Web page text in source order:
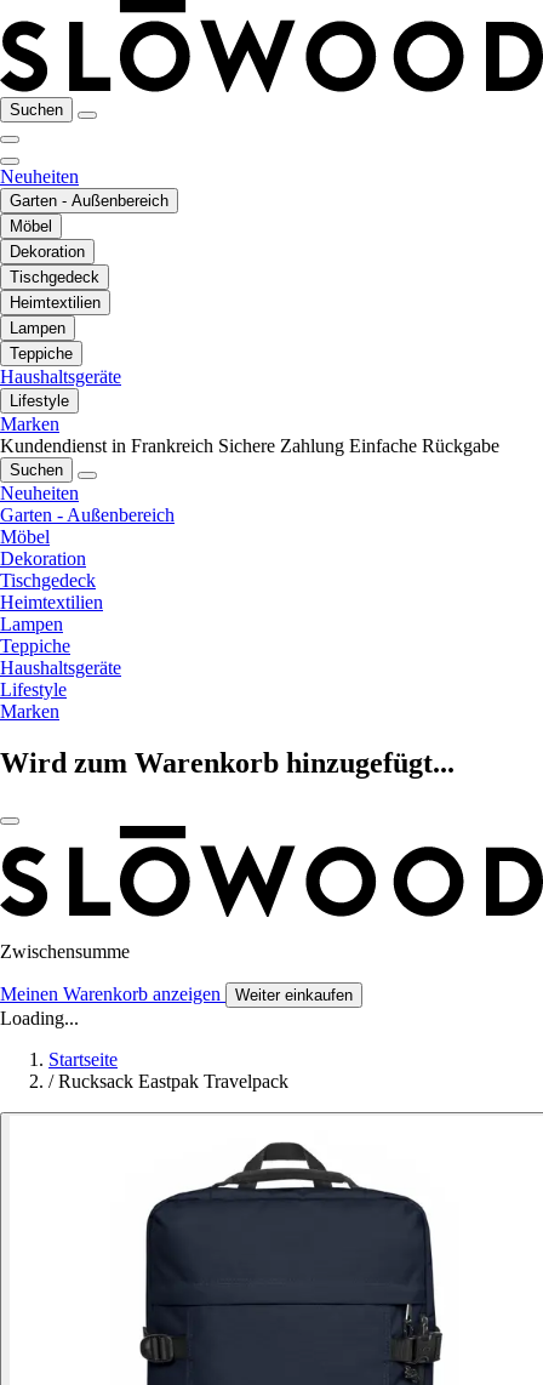
Suchen
Neuheiten
Garten - Außenbereich
Möbel
Dekoration
Tischgedeck
Heimtextilien
Lampen
Teppiche
Haushaltsgeräte
Lifestyle
Marken
Kundendienst in Frankreich Sichere Zahlung Einfache Rückgabe
Suchen
Neuheiten
Garten - Außenbereich
Möbel
Dekoration
Tischgedeck
Heimtextilien
Lampen
Teppiche
Haushaltsgeräte
Lifestyle
Marken
Wird zum Warenkorb hinzugefügt...
Zwischensumme
Meinen Warenkorb anzeigen Weiter einkaufen
Loading...
Startseite
/ Rucksack Eastpak Travelpack